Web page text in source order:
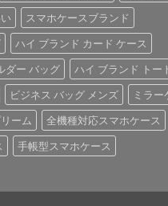
スマホケースブランド
ハイ ブランド カード ケース
ダー バッグ
ハイ ブランド トー
ビジネス バッグ メンズ
ミラー
ーム
全機種対応スマホケース
手帳型スマホケース